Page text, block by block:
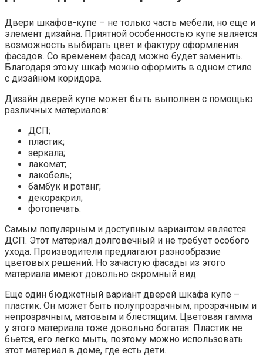
Двери шкафов-купе – не только часть мебели, но еще и
элемент дизайна. Приятной особенностью купе является
возможность выбирать цвет и фактуру оформления
фасадов. Со временем фасад можно будет заменить.
Благодаря этому шкаф можно оформить в одном стиле
с дизайном коридора.
Дизайн дверей купе может быть выполнен с помощью
различных материалов:
ДСП;
пластик;
зеркала;
лакомат;
лакобель;
бамбук и ротанг;
декоракрил;
фотопечать.
Самым популярным и доступным вариантом является
ДСП. Этот материал долговечный и не требует особого
ухода. Производители предлагают разнообразие
цветовых решений. Но зачастую фасады из этого
материала имеют довольно скромный вид.
Еще один бюджетный вариант дверей шкафа купе –
пластик. Он может быть полупрозрачным, прозрачным и
непрозрачным, матовым и блестящим. Цветовая гамма
у этого материала тоже довольно богатая. Пластик не
бьется, его легко мыть, поэтому можно использовать
этот материал в доме, где есть дети.